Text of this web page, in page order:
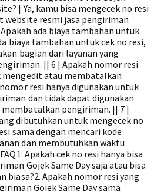
| Ya, kamu bisa mengecek no resi
website resmi jasa pengiriman
ada biaya tambahan untuk
biaya tambahan untuk cek no resi,
bagian dari layanan yang
|| 6 | Apakah nomor resi
mengedit atau membatalkan
resi hanya digunakan untuk
dan tidak dapat digunakan
pengiriman. || 7 |
dibutuhkan untuk mengecek no
sama dengan mencari kode
dan membutuhkan waktu
Apakah cek no resi hanya bisa
Gojek Same Day saja atau bisa
biasa?2. Apakah nomor resi yang
Gojek Same Day sama